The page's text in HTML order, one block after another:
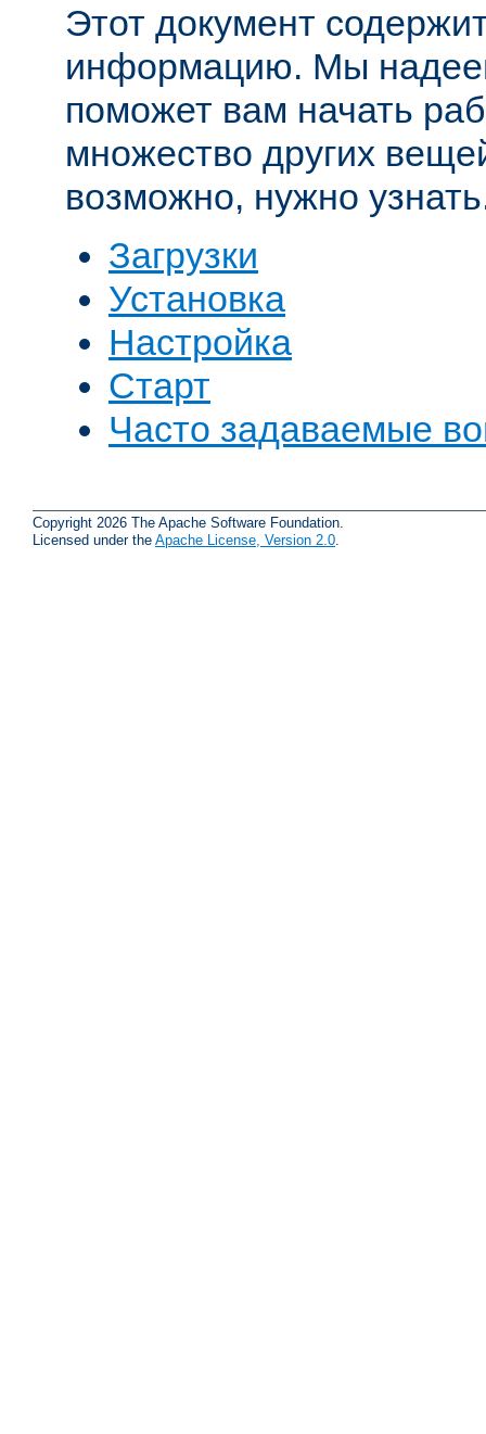
Этот документ
информацию. Мы
поможет вам начать
множество других
возможно, нужно
Загрузки
Установка
Настройка
Старт
Часто задаваемые
Copyright 2026 The Apache Software Foundation.
Licensed under the Apache License, Version 2.0.